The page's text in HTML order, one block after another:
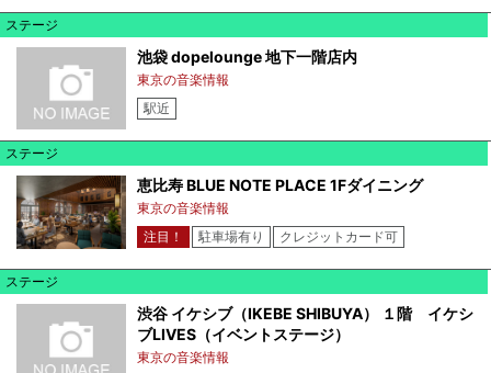
ステージ
池袋 dopelounge 地下一階店内
東京の音楽情報
駅近
ステージ
恵比寿 BLUE NOTE PLACE 1Fダイニング
東京の音楽情報
注目！
駐車場有り クレジットカード可
ステージ
渋谷 イケシブ（IKEBE SHIBUYA） １階 イケシ
ブLIVES（イベントステージ）
東京の音楽情報